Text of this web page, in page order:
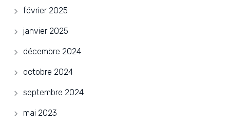
février 2025
janvier 2025
décembre 2024
octobre 2024
septembre 2024
mai 2023